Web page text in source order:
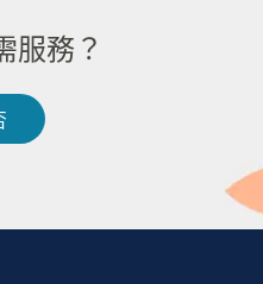
服務？​​